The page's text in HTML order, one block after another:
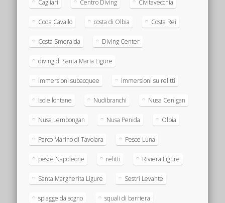
Cagliari Centro Diving Civitavecchia
Coda Cavallo costa di Olbia Costa Rei
Costa Smeralda Diving Center
diving di Santa Maria Ligure
immersioni subacquee immersioni su relitti
Isole lontane Nudibranchi Nusa Cenigan
Nusa Lembongan Nusa Penida Olbia
Parco Marino di Tavolara Pesce Luna
pesce Napoleone relitti Riviera Ligure
Santa Margherita Ligure Sestri Levante
spiagge da sogno squali di barriera